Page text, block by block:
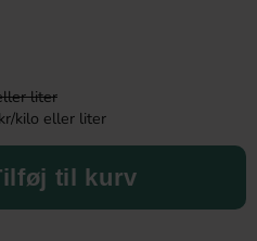
liter
kilo eller liter
til kurv